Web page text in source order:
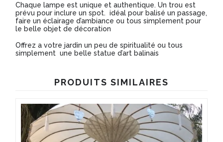
Chaque lampe est unique et authentique. Un trou est
prévu pour inclure un spot. idéal pour balisé un passage,
faire un éclairage d’ambiance ou tous simplement pour
le belle objet de décoration
Offrez a votre jardin un peu de spiritualité ou tous
simplement une belle statue d’art balinais
PRODUITS SIMILAIRES